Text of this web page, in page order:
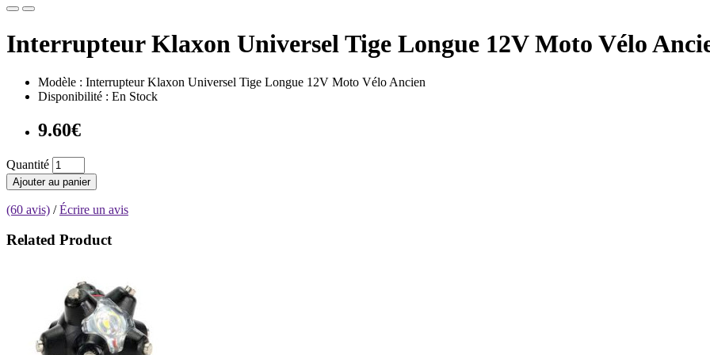
Interrupteur Klaxon Universel Tige Longue 12V Moto Vélo
Modèle : Interrupteur Klaxon Universel Tige Longue 12V Moto Vélo Ancien
Disponibilité : En Stock
9.60€
Quantité
Ajouter au panier
(60 avis) /Écrire un avis
Related Product